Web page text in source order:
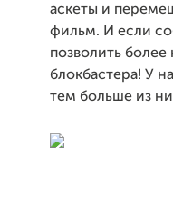
аскеты и
фильм. И если
позволить
блокбастера! У
тем больше из